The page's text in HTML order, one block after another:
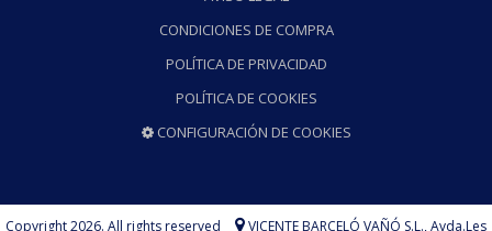
CONDICIONES DE COMPRA
POLÍTICA DE PRIVACIDAD
POLÍTICA DE COOKIES
CONFIGURACIÓN DE COOKIES
Copyright 2026. All rights reserved VICENTE BARCELÓ VAÑÓ S.L.,Avda.Les